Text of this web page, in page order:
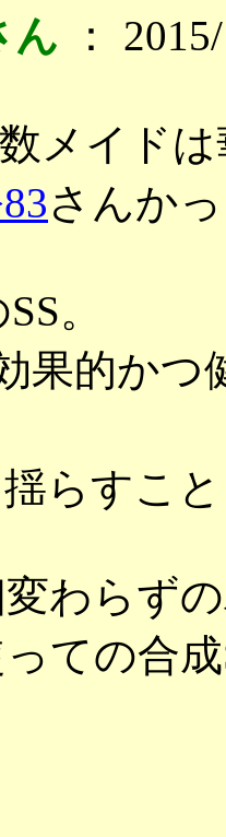
ん ：
メイド
さんか
。
果的か
らすこ
わらず
ての合